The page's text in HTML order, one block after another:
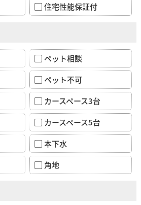
住宅性能保証付
ペット相談
ペット不可
カースペース3台
カースペース5台
本下水
角地